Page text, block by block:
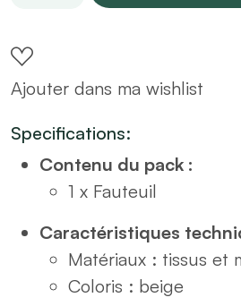
beige
quantity
Ajouter dans ma wishlist
Specifications:
Contenu du pack :
1 x Fauteuil
Caractéristiques
Matériaux : tissus et
Coloris : beige